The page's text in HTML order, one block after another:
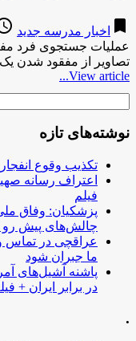
bookmark اخبار مدرسه جدید
عملیات جستجوی فرد
تصاویر از مفقود شدن یک
View article...
نوشته‌های تازه
تکذیب وقوع
اعتراف رسانه
فیلم
پزشکیان: وفاق
چالش‌های پیش
عراقچی در تماس
ما جبران شود
پاشنه آشیل‌های
در برابر ایران +
.